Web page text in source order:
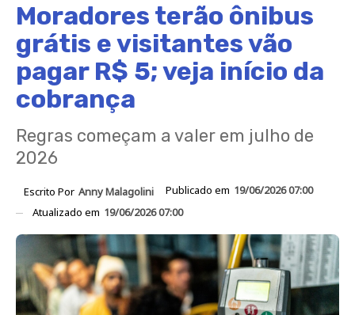
Moradores terão ônibus
grátis e visitantes vão
pagar R$ 5; veja início da
cobrança
Regras começam a valer em julho de
2026
Escrito Por Anny Malagolini Publicado em 19/06/2026 07:00
Atualizado em 19/06/2026 07:00